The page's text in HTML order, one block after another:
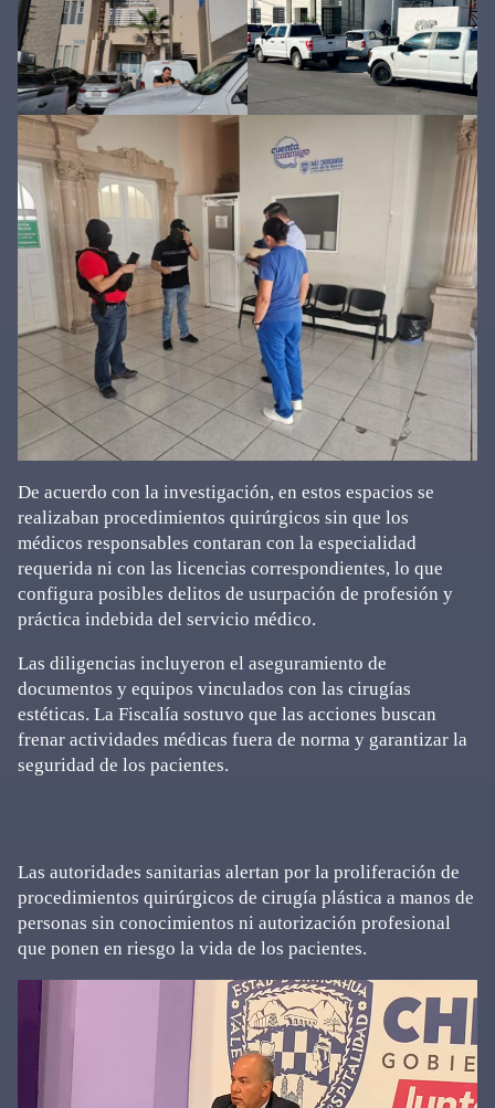
De acuerdo con la investigación, en estos espacios se
realizaban procedimientos quirúrgicos sin que los
médicos responsables contaran con la especialidad
requerida ni con las licencias correspondientes, lo que
configura posibles delitos de usurpación de profesión y
práctica indebida del servicio médico.
Las diligencias incluyeron el aseguramiento de
documentos y equipos vinculados con las cirugías
estéticas. La Fiscalía sostuvo que las acciones buscan
frenar actividades médicas fuera de norma y garantizar la
seguridad de los pacientes.
Las autoridades sanitarias alertan por la proliferación de
procedimientos quirúrgicos de cirugía plástica a manos de
personas sin conocimientos ni autorización profesional
que ponen en riesgo la vida de los pacientes.